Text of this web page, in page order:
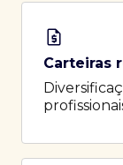
Carteiras